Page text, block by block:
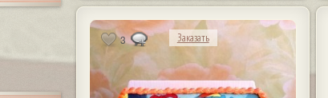
3 Заказать